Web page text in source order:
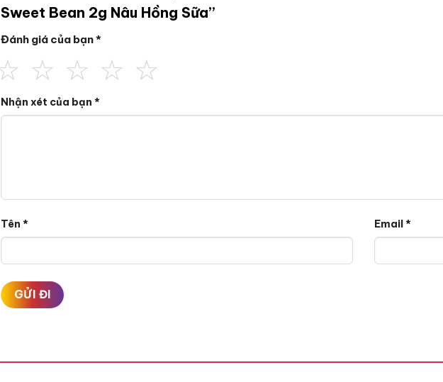
Sweet Bean 2g Nâu Hồng Sữa”
Đánh giá của bạn*
Nhận xét của bạn*
Tên* Email *